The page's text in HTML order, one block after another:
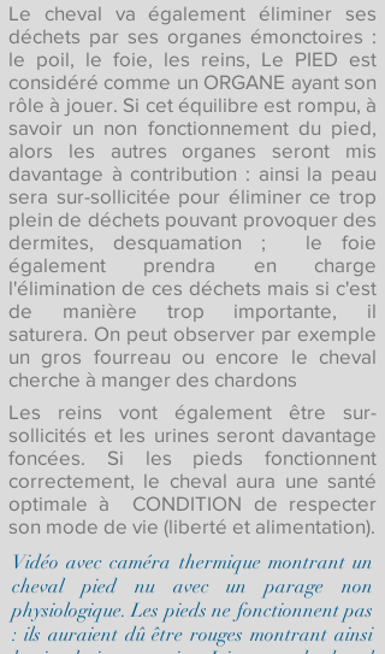
Le cheval va également éliminer ses
déchets par ses organes émonctoires :
le poil, le foie, les reins, Le PIED est
considéré comme un ORGANE ayant son
rôle à jouer. Si cet équilibre est rompu, à
savoir un non fonctionnement du pied,
alors les autres organes seront mis
davantage à contribution : ainsi la peau
sera sur-sollicitée pour éliminer ce trop
plein de déchets pouvant provoquer des
dermites, desquamation ; le foie
également prendra en charge
l'élimination de ces déchets mais si c'est
de manière trop importante, il
saturera. On peut observer par exemple
un gros fourreau ou encore le cheval
cherche à manger des chardons
Les reins vont également être sur-
sollicités et les urines seront davantage
foncées. Si les pieds fonctionnent
correctement, le cheval aura une santé
optimale à CONDITION de respecter
son mode de vie (liberté et alimentation).
Vidéo avec caméra thermique montrant un
cheval pied nu avec un parage non
physiologique. Les pieds ne fonctionnent pas
: ils auraient dû être rouges montrant ainsi